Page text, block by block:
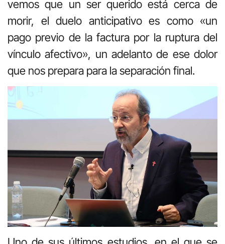
vemos que un ser querido está cerca de
morir, el duelo anticipativo es como «un
pago previo de la factura por la ruptura del
vínculo afectivo», un adelanto de ese dolor
que nos prepara para la separación final.